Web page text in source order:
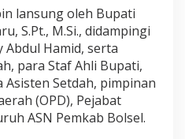
a
n
a
s
a
lansung oleh Bupati
S.Pt., M.Si., didampingi
Abdul Hamid, serta
para Staf Ahli Bupati,
Setdah, pimpinan
(OPD), Pejabat
ASN Pemkab Bolsel.